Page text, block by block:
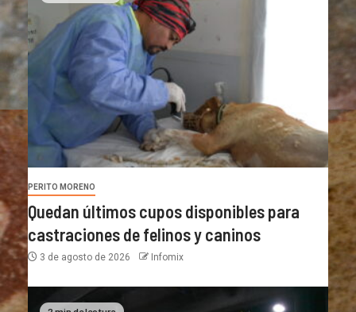
PERITO MORENO
Quedan últimos cupos disponibles para
castraciones de felinos y caninos
3 de agosto de 2026 Infomix